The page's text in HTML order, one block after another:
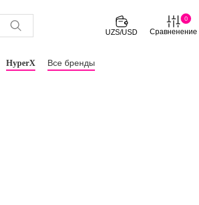
UZS/USD
0
Сравненение
HyperX Все бренды